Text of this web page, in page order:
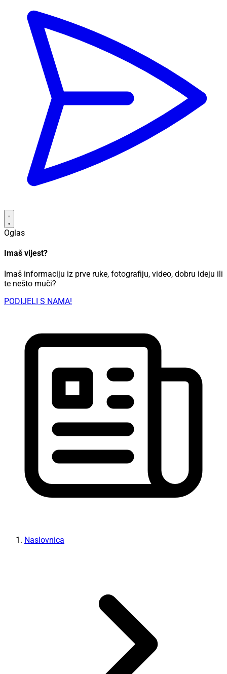
Oglas
Imaš vijest?
Imaš informaciju iz prve ruke, fotografiju, video, dobru ideju ili
te nešto muči?
PODIJELI S NAMA!
Naslovnica